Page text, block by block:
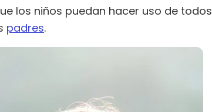
los niños puedan hacer uso de todos
padres.